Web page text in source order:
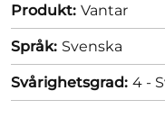
Produkt: Vantar
Språk: Svenska
Svårighetsgrad: 4 -